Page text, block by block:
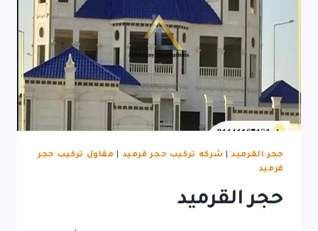
حجر القرميد| شركه تركيب حجر قرميد
مقاول تركيب حجر
قرميد
حجر القرميد